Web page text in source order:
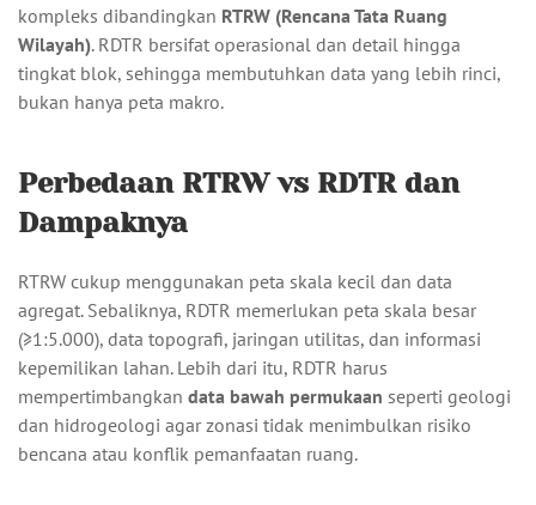
kompleks dibandingkan RTRW (Rencana Tata Ruang
Wilayah). RDTR bersifat operasional dan detail hingga
tingkat blok, sehingga membutuhkan data yang lebih rinci,
bukan hanya peta makro.
Perbedaan RTRW vs RDTR dan
Dampaknya
RTRW cukup menggunakan peta skala kecil dan data
agregat. Sebaliknya, RDTR memerlukan peta skala besar
(≥1:5.000), data topografi, jaringan utilitas, dan informasi
kepemilikan lahan. Lebih dari itu, RDTR harus
mempertimbangkan data bawah permukaan seperti geologi
dan hidrogeologi agar zonasi tidak menimbulkan risiko
bencana atau konflik pemanfaatan ruang.